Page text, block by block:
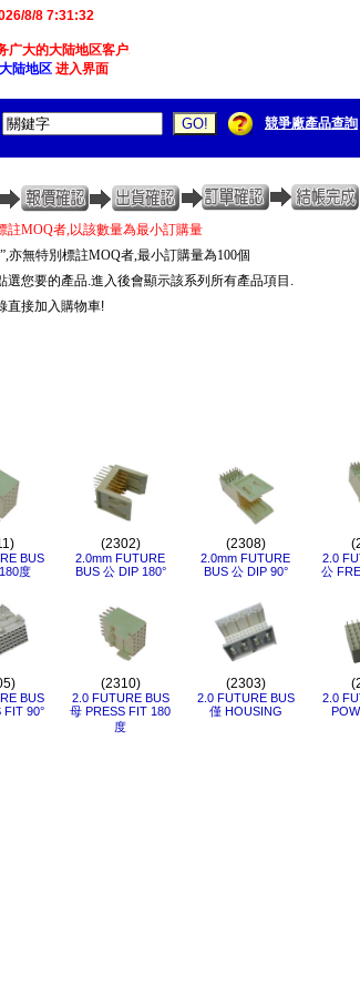
8/8 7:31:32
广大的大陆地区客户,我们4Ucon新增了简体版接口供大陆地区
陆地区进入界面
競爭廠產品查詢
註MOQ者,以該數量為最小訂購量
”,亦無特別標註MOQ者,最小訂購量為100個
選您要的產品.進入後會顯示該系列所有產品項目.
直接加入購物車!
BUS
度
(2302)
2.0mm FUTURE
BUS 公 DIP 180°
(2308)
2.0mm FUTURE
BUS 公 DIP 90°
2.0
公
BUS
FIT 90°
(2310)
2.0 FUTURE BUS
母 PRESS FIT 180
度
(2303)
2.0 FUTURE BUS
僅 HOUSING
2.0